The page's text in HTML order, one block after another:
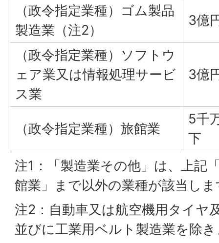
（政令指定業種）ゴム製品
製造業（注2）
3億
（政令指定業種）ソフトウ
ェア業又は情報処理サービ
ス業
3億
（政令指定業種）旅館業
5千
下
注1：「製造業その他」は、上記
館業」まで以外の業種が該当し
注2：自動車又は航空機用タイヤ
並びに工業用ベルト製造業を除